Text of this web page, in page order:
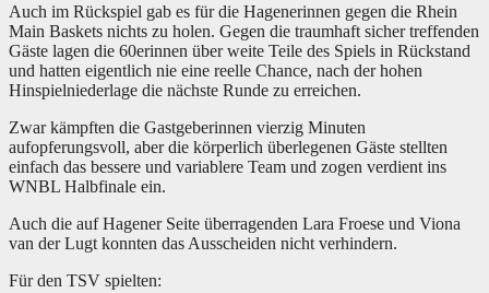
Auch im Rückspiel gab es für die Hagenerinnen gegen die Rhein
Main Baskets nichts zu holen. Gegen die traumhaft sicher treffenden
Gäste lagen die 60erinnen über weite Teile des Spiels in Rückstand
und hatten eigentlich nie eine reelle Chance, nach der hohen
Hinspielniederlage die nächste Runde zu erreichen.
Zwar kämpften die Gastgeberinnen vierzig Minuten
aufopferungsvoll, aber die körperlich überlegenen Gäste stellten
einfach das bessere und variablere Team und zogen verdient ins
WNBL Halbfinale ein.
Auch die auf Hagener Seite überragenden Lara Froese und Viona
van der Lugt konnten das Ausscheiden nicht verhindern.
Für den TSV spielten: